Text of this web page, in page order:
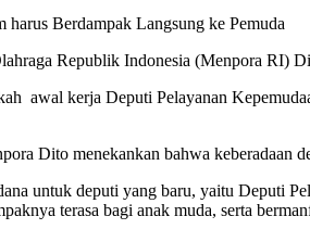
harus Berdampak Langsung ke Pemuda
Republik Indonesia (Menpora RI)
awal kerja Deputi Pelayanan
Dito menekankan bahwa keberadaan
untuk deputi yang baru, yaitu Deputi
terasa bagi anak muda, serta